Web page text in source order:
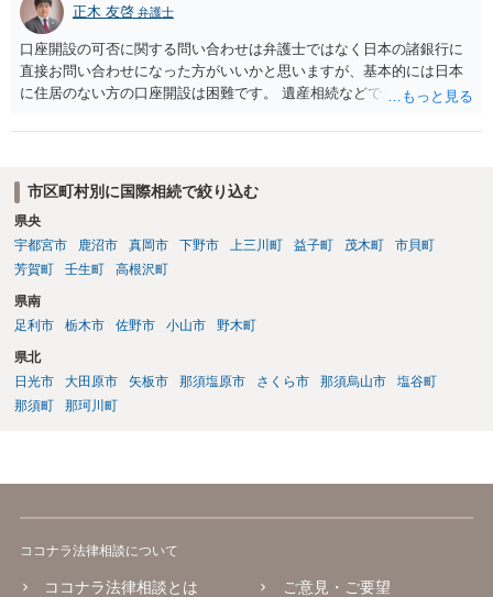
てしまったあなたに対して、『法的に』ケア等を強制することができ
ない可能性が高く、その場合、大学側やそこのスタッフ等から対応を
拒否されたということへの責任追及も、難しいことになると思われま
す。 （義務もないことを拒否したことに責任追及することは、相手方
に事実上行動を義務付けるのと同じことになってしまいます） 詳細な
れるのも方法かと思います。
正木 友啓 弁護士
口座開設の可否に関する問い合わせは弁護士ではなく日本の諸銀行に
直接お問い合わせになった方がいいかと思いますが、基本的には日本
に住居のない方の口座開設は困難です。 遺産相続などでお金を受け取
でもらうのが通常です。
市区町村別に国際相続で絞り込む
県央
宇都宮市
鹿沼市 真岡市 下野市 上三川町 益子町 茂木町
市貝町
芳賀町
壬生町 高根沢町
県南
足利市
栃木市 佐野市 小山市 野木町
県北
日光市
大田原市 矢板市 那須塩原市 さくら市 那須烏山市
塩谷町
那須町
那珂川町
ココナラ法律相談について
ココナラ法律相談とは ご意見・ご要望